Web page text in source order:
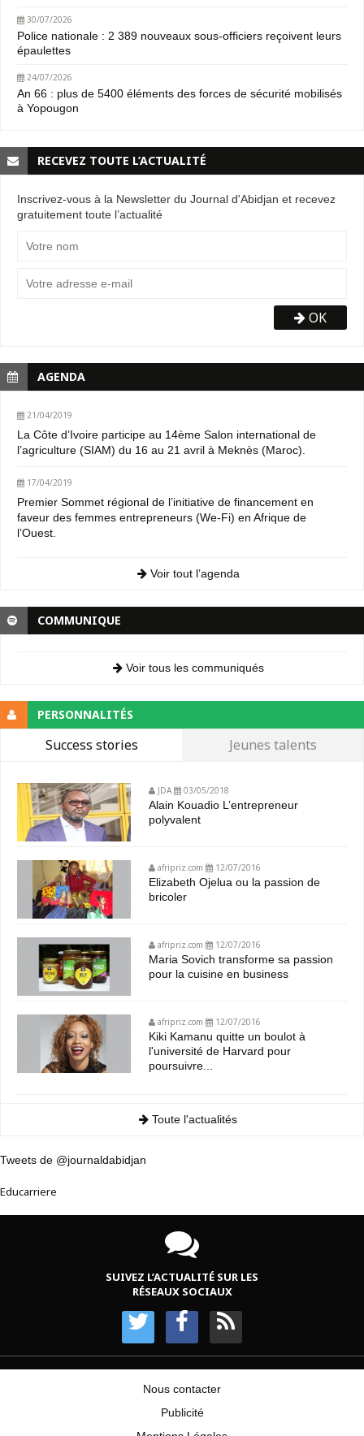
30/07/2026
Police nationale : 2 389 nouveaux sous-officiers reçoivent leurs
épaulettes
24/07/2026
An 66 : plus de 5400 éléments des forces de sécurité mobilisés
à Yopougon
RECEVEZ TOUTE L’ACTUALITÉ
Inscrivez-vous à la Newsletter du Journal d'Abidjan et recevez
gratuitement toute l’actualité
OK
AGENDA
21/04/2019
La Côte d’Ivoire participe au 14ème Salon international de
l’agriculture (SIAM) du 16 au 21 avril à Meknès (Maroc).
17/04/2019
Premier Sommet régional de l’initiative de financement en
faveur des femmes entrepreneurs (We-Fi) en Afrique de
l’Ouest.
Voir tout l’agenda
COMMUNIQUE
Voir tous les communiqués
PERSONNALITÉS
Success stories Jeunes talents
JDA 03/05/2018
Alain Kouadio L’entrepreneur
polyvalent
afripriz.com 12/07/2016
Elizabeth Ojelua ou la passion de
bricoler
afripriz.com 12/07/2016
Maria Sovich transforme sa passion
pour la cuisine en business
afripriz.com 12/07/2016
Kiki Kamanu quitte un boulot à
l'université de Harvard pour
poursuivre...
Toute l'actualités
Tweets de @journaldabidjan
Educarriere
SUIVEZ L’ACTUALITÉ SUR LES
RÉSEAUX SOCIAUX
Nous contacter
Publicité